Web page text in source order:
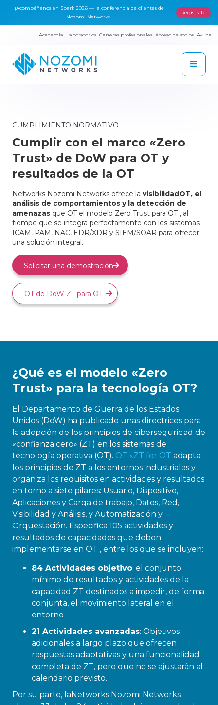
¡Acompáñanos en Spark 2026 — la conferencia de clientes de
Nozomi Networks !
Regístrate
Academia Laboratorios Carreras profesionales Acceso de socios Ayuda
CUMPLIMIENTO NORMATIVO
Cumplir con el marco «Zero
Trust» de DoW para OT y
resultados de la OT
Networks Nozomi Networks ofrece la visibilidadOT, el
análisis de comportamientos y la detección de
amenazas que OT el modelo Zero Trust para OT , al
tiempo que se integra perfectamente con los sistemas
ICAM, PAM, NAC, EDR/XDR y SIEM/SOAR para ofrecer
una solución integral.
Solicitar una demostración
OT de DoW ZT para OT
¿Qué es el modelo «Zero
Trust» para la tecnología OT?
El Departamento de Guerra de los Estados
Unidos (DoW) ha publicado unas directrices para
la adopción de los principios de ciberseguridad de
«confianza cero» (ZT) en los sistemas de
tecnología operativa (OT). OT «ZT for OT adapta
los principios de ZT a los entornos industriales y
organiza los requisitos en actividades y resultados
en torno a siete pilares: Usuario, Dispositivo,
Aplicaciones y Carga de trabajo, Datos, Red,
Visibilidad y Análisis, y Automatización y
Orquestación. Especifica 105 actividades y
resultados de capacidades que deben
implementarse en OT , entre los que se incluyen:
84 Actividades objetivo: el conjunto
mínimo de resultados y actividades de la
capacidad ZT destinados a impedir, de forma
conjunta, el movimiento lateral en el
entorno
21 Actividades avanzadas: Objetivos
adicionales a largo plazo que ofrecen
respuestas adaptativas y una funcionalidad
completa de ZT, pero que no se ajustarán al
calendario previsto.
Por su parte, laNetworks Nozomi Networks